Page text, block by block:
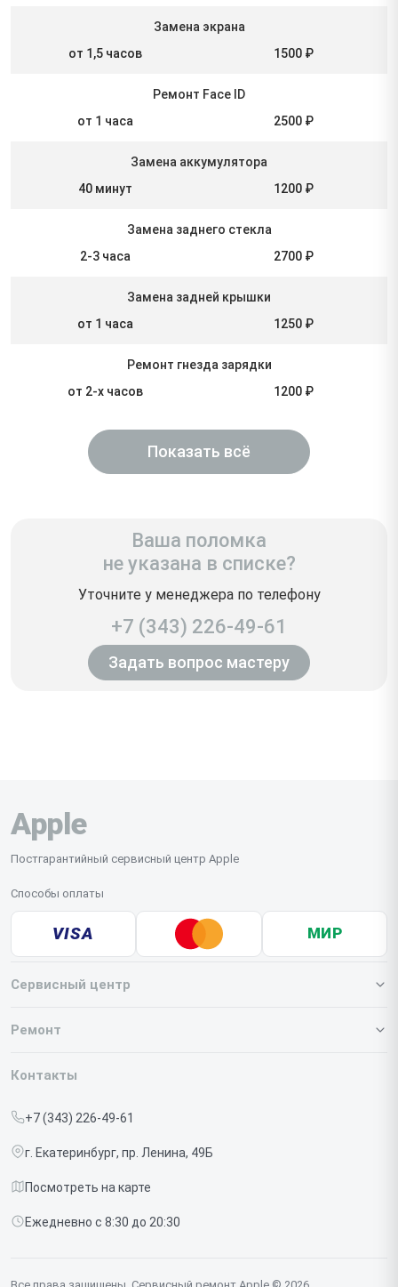
Замена экрана
от 1,5 часов
1500 ₽
Ремонт Face ID
от 1 часа
2500 ₽
Замена аккумулятора
40 минут
1200 ₽
Замена заднего стекла
2-3 часа
2700 ₽
Замена задней крышки
от 1 часа
1250 ₽
Ремонт гнезда зарядки
от 2-х часов
1200 ₽
Показать всё
Ваша поломка
не указана в списке?
Уточните у менеджера по телефону
+7 (343) 226-49-61
Задать вопрос мастеру
Apple
Постгарантийный сервисный центр Apple
Способы оплаты
VISA МИР
Сервисный центр
О нашем сервисе
Срочный ремонт
Доставка и способы оплаты
Диагностика
Контакты
Ремонт
Iphone
Контакты
+7 (343) 226-49-61
г. Екатеринбург, пр. Ленина, 49Б
Посмотреть на карте
Ежедневно с 8:30 до 20:30
Все права защищены. Сервисный ремонт Apple © 2026